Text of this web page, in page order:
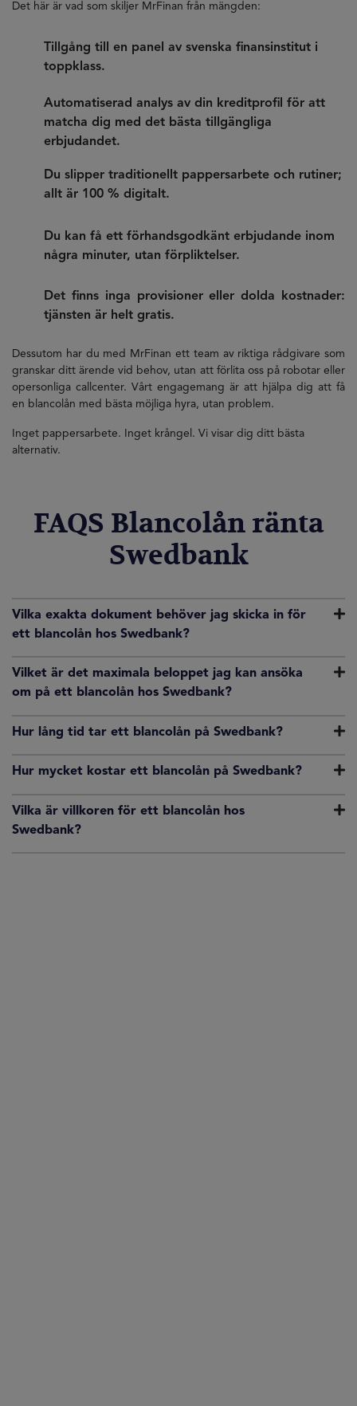
Det här är vad som skiljer MrFinan från mängden:
Tillgång till en panel av svenska finansinstitut i
toppklass.
Automatiserad analys av din kreditprofil för att
matcha dig med det bästa tillgängliga
erbjudandet.
Du slipper traditionellt pappersarbete och rutiner;
allt är 100 % digitalt.
Du kan få ett förhandsgodkänt erbjudande inom
några minuter, utan förpliktelser.
Det finns inga provisioner eller dolda kostnader:
tjänsten är helt gratis.
Dessutom har du med MrFinan ett team av riktiga rådgivare som
granskar ditt ärende vid behov, utan att förlita oss på robotar eller
opersonliga callcenter. Vårt engagemang är att hjälpa dig att få
en blancolån med bästa möjliga hyra, utan problem.
Inget pappersarbete. Inget krångel. Vi visar dig ditt bästa
alternativ.
FAQS Blancolån ränta
Swedbank
Vilka exakta dokument behöver jag skicka in för
ett blancolån hos Swedbank?
Vilket är det maximala beloppet jag kan ansöka
om på ett blancolån hos Swedbank?
Hur lång tid tar ett blancolån på Swedbank?
Hur mycket kostar ett blancolån på Swedbank?
Vilka är villkoren för ett blancolån hos
Swedbank?